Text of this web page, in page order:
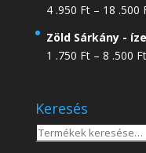
4 .950 Ft – 18 .500
Zöld Sárkány -
1 .750 Ft – 8 .500 Ft
Keresés
Keresés